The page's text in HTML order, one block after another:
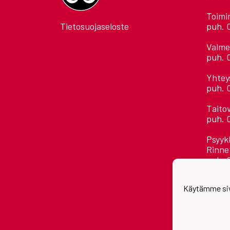
Tietosuojaseloste
puh.
puh.
puh.
puh.
Rinne
puh.
Käytämme